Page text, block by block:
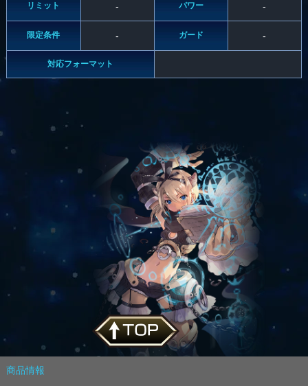
リミット - パワー -
限定条件 - ガード -
対応フォーマット
商品情報